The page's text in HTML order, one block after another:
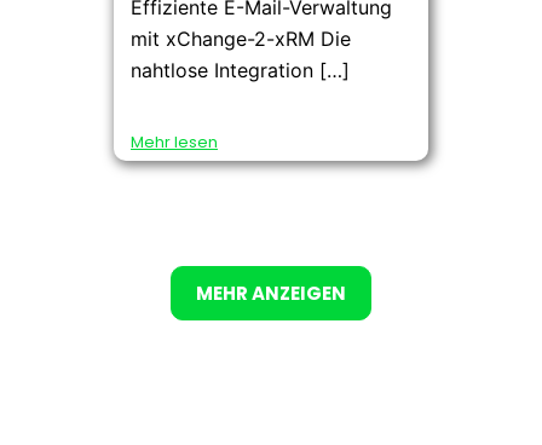
Effiziente E-Mail-Verwaltung
mit xChange-2-xRM Die
nahtlose Integration […]
Mehr lesen
MEHR ANZEIGEN